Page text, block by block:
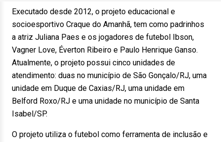
Executado desde 2012, o projeto educacional e
socioesportivo Craque do Amanhã, tem como padrinhos
a atriz Juliana Paes e os jogadores de futebol Ibson,
Vagner Love, Éverton Ribeiro e Paulo Henrique Ganso.
Atualmente, o projeto possui cinco unidades de
atendimento: duas no município de São Gonçalo/RJ, uma
unidade em Duque de Caxias/RJ, uma unidade em
Belford Roxo/RJ e uma unidade no município de Santa
Isabel/SP.
O projeto utiliza o futebol como ferramenta de inclusão e